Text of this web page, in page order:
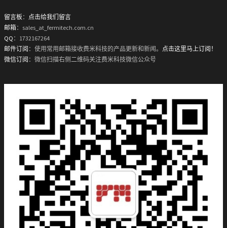
留言板 ： 点击给我们留言
邮箱：sales_at_fermitech.com.cn
QQ ：1732167264
邮件订阅 ：使用常用邮箱接收费米科技的产品更新和新闻。 点击这里马上订阅！
微信订阅 ：微信扫描右侧二维码关注费米科技微信公众号